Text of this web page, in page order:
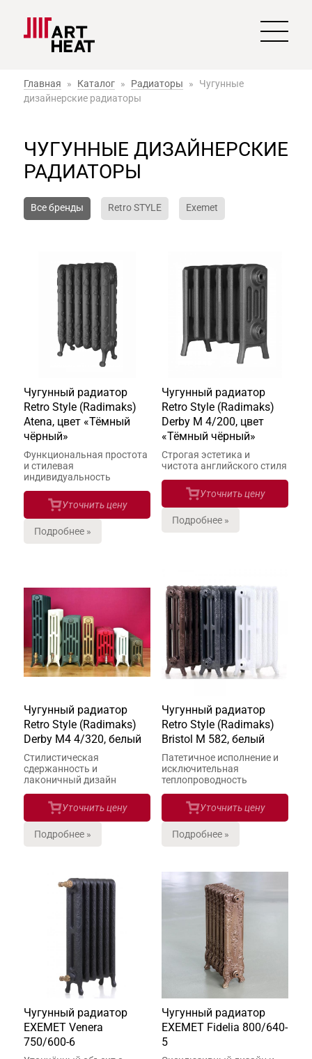
Главная » Каталог » Радиаторы »
Чугунные
дизайнерские радиаторы
ЧУГУННЫЕ ДИЗАЙНЕРСКИЕ
РАДИАТОРЫ
Все бренды Retro STYLE Exemet
Чугунный радиатор
Retro Style (Radimaks)
Atena, цвет «Тёмный
чёрный»
Функциональная простота
и стилевая
индивидуальность
Уточнить цену
Подробнее »
Чугунный радиатор
Retro Style (Radimaks)
Derby М 4/200, цвет
«Тёмный чёрный»
Строгая эстетика и
чистота английского стиля
Уточнить цену
Подробнее »
Чугунный радиатор
Retro Style (Radimaks)
Derby М4 4/320, белый
Стилистическая
сдержанность и
лаконичный дизайн
Уточнить цену
Подробнее »
Чугунный радиатор
Retro Style (Radimaks)
Bristol М 582, белый
Патетичное исполнение и
исключительная
теплопроводность
Уточнить цену
Подробнее »
Чугунный радиатор
EXEMET Venera
750/600-6
Чугунный радиатор
EXEMET Fidelia 800/640-
5